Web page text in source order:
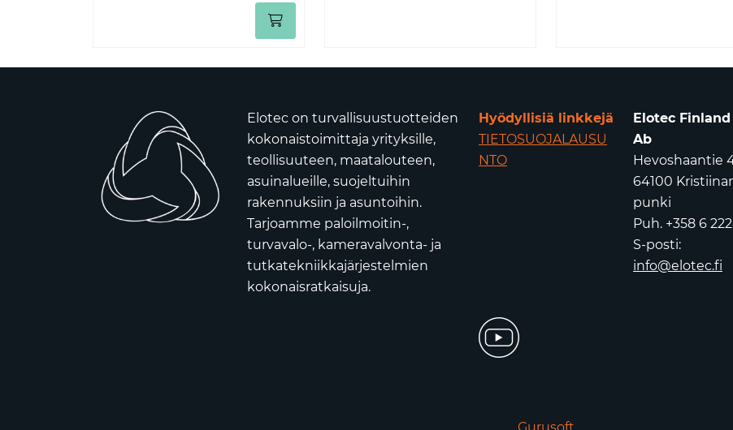
Elotec on turvallisuustuotteiden
kokonaistoimittaja yrityksille,
teollisuuteen, maatalouteen,
asuinalueille, suojeltuihin
rakennuksiin ja asuntoihin.
Tarjoamme paloilmoitin-,
turvavalo-, kameravalvonta- ja
tutkatekniikkajärjestelmien
kokonaisratkaisuja.
Hyödyllisiä linkkejä
TIETOSUOJALAUSU
NTO
Elotec
Ab
Hevoshaantie
64100
punki
Puh. +358 6
S-posti:
info@elotec.fi